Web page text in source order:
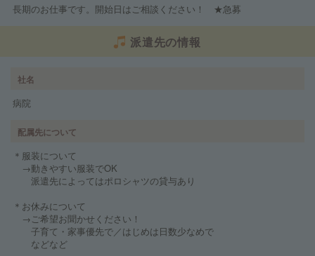
長期のお仕事です。開始日はご相談ください！ ★急募
派遣先の情報
社名
病院
配属先について
＊服装について
→動きやすい服装でOK
派遣先によってはポロシャツの貸与あり
＊お休みについて
→ご希望お聞かせください！
子育て・家事優先で／はじめは日数少なめで
などなど